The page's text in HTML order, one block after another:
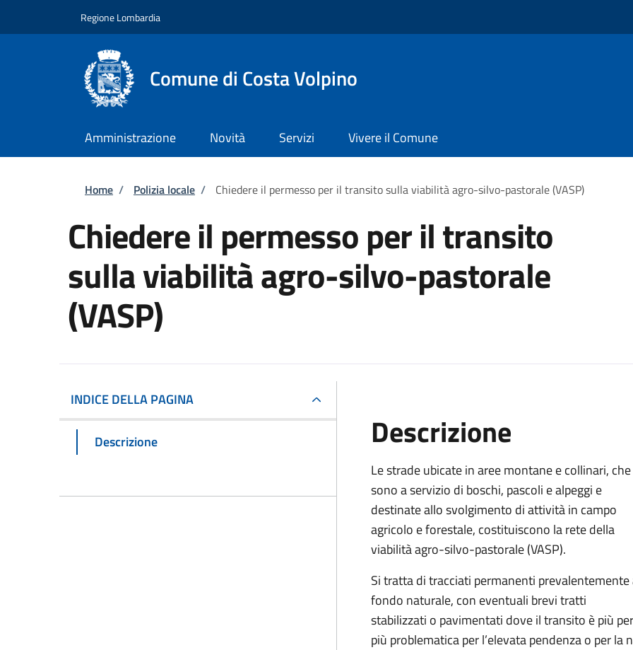
Regione Lombardia
Comune di Costa Volpino
Amministrazione Novità Servizi Vivere il Comune
Briciole di pane
Home / Polizia locale / Chiedere il permesso per il transito sulla viabilità agro-silvo-pastorale (VASP)
Chiedere il permesso per il transito
sulla viabilità agro-silvo-pastorale
(VASP)
INDICE DELLA PAGINA
Descrizione Descrizione
Le strade ubicate in aree montane e collinari, che
sono a servizio di boschi, pascoli e alpeggi e
destinate allo svolgimento di attività in campo
agricolo e forestale, costituiscono la rete della
viabilità agro-silvo-pastorale (VASP).
Si tratta di tracciati permanenti prevalentemente
fondo naturale, con eventuali brevi tratti
stabilizzati o pavimentati dove il transito è più
più problematica per l’elevata pendenza o per